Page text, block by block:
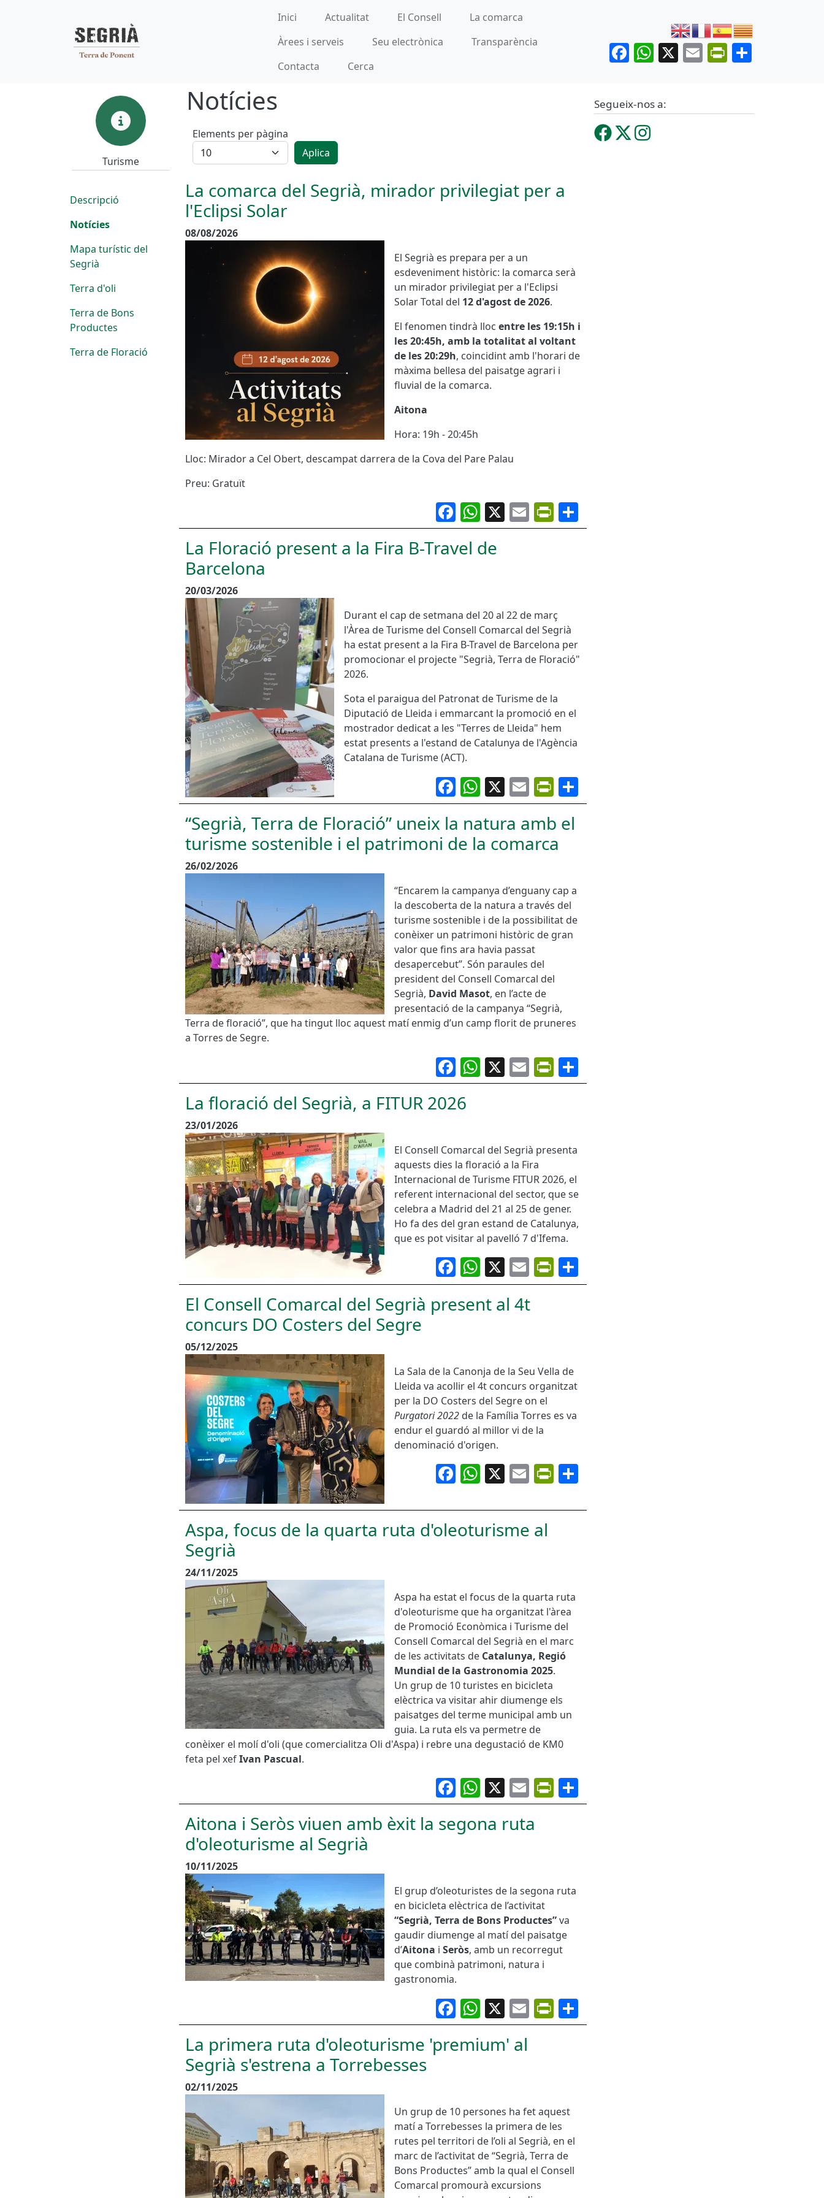
Navegació principal
Inici Actualitat El Consell
La comarca
Àrees i serveis
Seu electrònica
Transparència
Contacta
Cerca
Facebook
WhatsApp
X Email
Notícies
Elements per pàgina
Aplica
La comarca del Segrià, mirador privilegiat per a
l'Eclipsi Solar
08/08/2026
El Segrià es prepara per a un
esdeveniment històric: la comarca serà
un mirador privilegiat per a l'Eclipsi
Solar Total del 12 d'agost de 2026.
El fenomen tindrà lloc entre les 19:15h i
les 20:45h, amb la totalitat al voltant
de les 20:29h, coincidint amb l'horari de
màxima bellesa del paisatge agrari i
fluvial de la comarca.
Aitona
Hora: 19h - 20:45h
Lloc: Mirador a Cel Obert, descampat darrera de la Cova del Pare Palau
Preu: Gratuït
Facebook
WhatsApp
X EmailPrintFriendly
La Floració present a la Fira B-Travel de
Barcelona
20/03/2026
Durant el cap de setmana del 20 al 22 de març
l'Àrea de Turisme del Consell Comarcal del Segrià
ha estat present a la Fira B-Travel de Barcelona per
promocionar el projecte "Segrià, Terra de Floració"
2026.
Sota el paraigua del Patronat de Turisme de la
Diputació de Lleida i emmarcant la promoció en el
mostrador dedicat a les "Terres de Lleida" hem
estat presents a l'estand de Catalunya de l'Agència
Catalana de Turisme (ACT).
Facebook
WhatsApp
X EmailPrintFriendly
“Segrià, Terra de Floració” uneix la natura amb el
turisme sostenible i el patrimoni de la comarca
26/02/2026
“Encarem la campanya d’enguany cap a
la descoberta de la natura a través del
turisme sostenible i de la possibilitat de
conèixer un patrimoni històric de gran
valor que fins ara havia passat
desapercebut”. Són paraules del
president del Consell Comarcal del
Segrià, David Masot, en l’acte de
presentació de la campanya “Segrià,
Terra de floració”, que ha tingut lloc aquest matí enmig d’un camp florit de pruneres
a Torres de Segre.
Facebook
WhatsApp
X EmailPrintFriendly
La floració del Segrià, a FITUR 2026
23/01/2026
El Consell Comarcal del Segrià presenta
aquests dies la floració a la Fira
Internacional de Turisme FITUR 2026, el
referent internacional del sector, que se
celebra a Madrid del 21 al 25 de gener.
Ho fa des del gran estand de Catalunya,
que es pot visitar al pavelló 7 d'Ifema.
Facebook
WhatsApp
X EmailPrintFriendly
El Consell Comarcal del Segrià present al 4t
concurs DO Costers del Segre
05/12/2025
La Sala de la Canonja de la Seu Vella de
Lleida va acollir el 4t concurs organitzat
per la DO Costers del Segre on el
Purgatori 2022 de la Família Torres es va
endur el guardó al millor vi de la
denominació d'origen.
Facebook
WhatsApp
X EmailPrintFriendly
Aspa, focus de la quarta ruta d'oleoturisme al
Segrià
24/11/2025
Aspa ha estat el focus de la quarta ruta
d'oleoturisme que ha organitzat l'àrea
de Promoció Econòmica i Turisme del
Consell Comarcal del Segrià en el marc
de les activitats de Catalunya, Regió
Mundial de la Gastronomia 2025.
Un grup de 10 turistes en bicicleta
elèctrica va visitar ahir diumenge els
paisatges del terme municipal amb un
guia. La ruta els va permetre de
conèixer el molí d'oli (que comercialitza Oli d'Aspa) i rebre una degustació de KM0
feta pel xefIvan Pascual.
Facebook
WhatsApp
X EmailPrintFriendly
Aitona i Seròs viuen amb èxit la segona ruta
d'oleoturisme al Segrià
10/11/2025
El grup d’oleoturistes de la segona ruta
en bicicleta elèctrica de l’activitat
“Segrià, Terra de Bons Productes”va
gaudir diumenge al matí del paisatge
d’Aitona i Seròs, amb un recorregut
que combinà patrimoni, natura i
gastronomia.
Facebook
WhatsApp
X EmailPrintFriendly
La primera ruta d'oleoturisme 'premium' al
Segrià s'estrena a Torrebesses
02/11/2025
Un grup de 10 persones ha fet aquest
matí a Torrebesses la primera de les
rutes pel territori de l’oli al Segrià, en el
marc de l’activitat de “Segrià, Terra de
Bons Productes” amb la qual el Consell
Comarcal promourà excursions
Turisme
Descripció
Notícies
Mapa turístic del
Segrià
Terra d'oli
Terra de Bons
Productes
Terra de Floració
Segueix-nos a: